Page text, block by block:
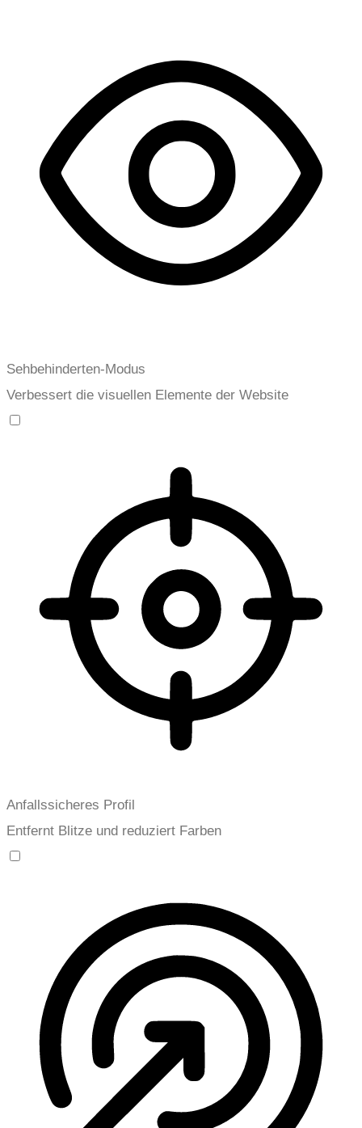
Sehbehinderten-Modus
Verbessert die visuellen Elemente der Website
Anfallssicheres Profil
Entfernt Blitze und reduziert Farben